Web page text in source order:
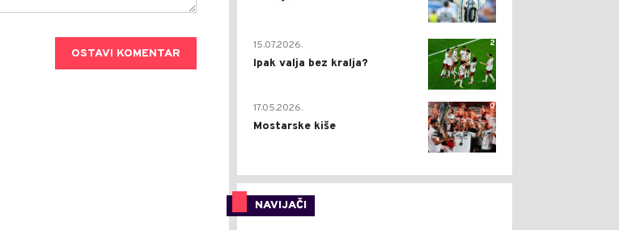
OSTAVI KOMENTAR
2
15.07.2026.
Ipak valja bez kralja?
0
17.05.2026.
Mostarske kiše
NAVIJAČI